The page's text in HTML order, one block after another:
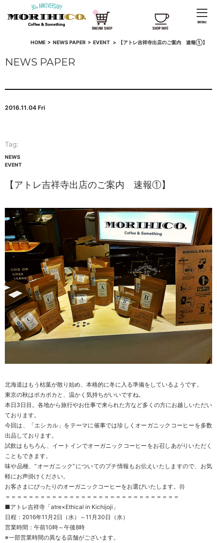
HOME> NEWS PAPER> EVENT > 【アトレ吉祥寺出店のご案内 速報①】
NEWS PAPER
2016.11.04 Fri
Tag:
NEWS
EVENT
【アトレ吉祥寺出店のご案内 速報①】
北海道はもう枯葉が散り始め、本格的に冬に入る準備をしているようです。
東京の秋はポカポカと、温かく気持ちがいいですね。
本日3日目。各地から旅行やお仕事で来られた方など多くの方にお越しいただい
ております。
今回は、「エシカル」をテーマに催事では珍しくオーガニックコーヒーを多数
出品しております。
試飲はもちろん、イートインでオーガニックコーヒーをお召しあがりいただく
こともできます。
味や品種、“オーガニック”についてのプチ情報もお伝えいたしますので、お気
軽にお声掛けください。
お客さまにぴったりのオーガニックコーヒーをお選びいたします。(I)
＝＝＝＝＝＝＝＝＝＝＝＝＝＝＝＝＝＝＝＝＝＝＝＝＝＝＝＝＝＝
■アトレ吉祥寺「atre×Ethical in Kichijoji」
日程：2016年11月2日（水）～11月30日（水）
営業時間：午前10時～午後8時
※一部営業時間の異なる店舗がございます。